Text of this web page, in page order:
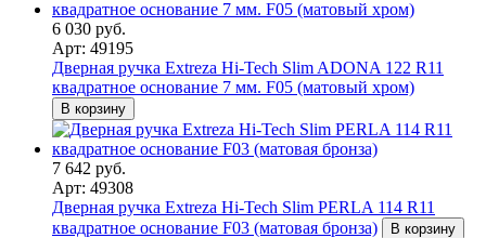
6 030 руб.
Арт: 49195
Дверная ручка Extreza Hi-Tech Slim ADONA 122 R11
квадратное основание 7 мм. F05 (матовый хром)
В корзину
7 642 руб.
Арт: 49308
Дверная ручка Extreza Hi-Tech Slim PERLA 114 R11
квадратное основание F03 (матовая бронза)
В корзину